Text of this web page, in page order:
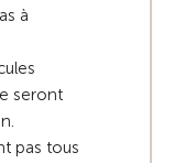
à
seront
pas tous